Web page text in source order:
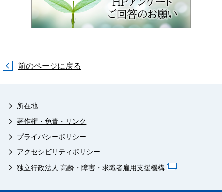
前のページに戻る
所在地
著作権・免責・リンク
プライバシーポリシー
アクセシビリティポリシー
独立行政法人 高齢・障害・求職者雇用支援機構